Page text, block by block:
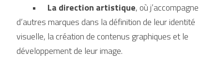
La direction artistique, où j’accompagne
d’autres marques dans la définition de leur identité
visuelle, la création de contenus graphiques et le
développement de leur image.